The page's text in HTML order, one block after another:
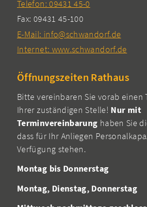
Telefon: 09431 45-0
Fax: 09431 45-100
E-Mail: info@schwandorf.de
Internet: www.schwandorf.de
Öffnungszeiten Rathaus
Bitte vereinbaren Sie vorab einen
Ihrer zuständigen Stelle! Nur mit
Terminvereinbarung haben Sie
dass für Ihr Anliegen
Verfügung stehen.
Montag bis Donnerstag
Montag, Dienstag, Donnerstag